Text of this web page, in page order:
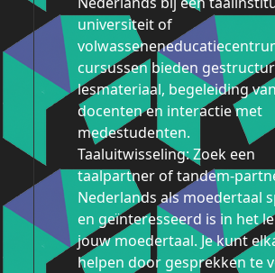
universiteit of
cursussen bieden
lesmateriaal, begeleiding van
docenten en interactie met
medestudenten.
Taaluitwisseling: Zoek een
taalpartner of tandem-
Nederlands als moedertaal
en geïnteresseerd is in het
jouw moedertaal. Je kunt
helpen door gesprekken te